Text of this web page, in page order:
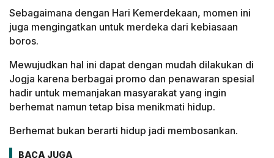
Sebagaimana dengan Hari Kemerdekaan, momen ini
juga mengingatkan untuk merdeka dari kebiasaan
boros.
Mewujudkan hal ini dapat dengan mudah dilakukan di
Jogja karena berbagai promo dan penawaran spesial
hadir untuk memanjakan masyarakat yang ingin
berhemat namun tetap bisa menikmati hidup.
Berhemat bukan berarti hidup jadi membosankan.
BACA JUGA